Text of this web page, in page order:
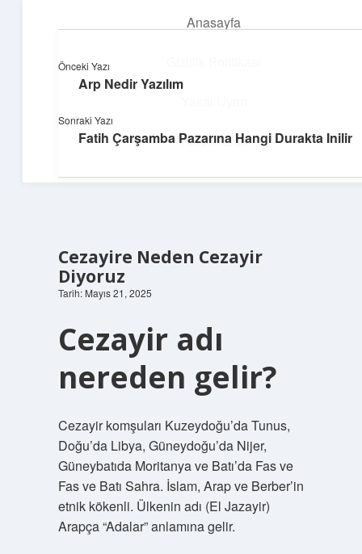
Anasayfa
Hakkımızda
Cezayire Neden Cezayir
Diyoruz
Tarih: Mayıs 21, 2025
Cezayir adı
nereden gelir?
Cezayir komşuları Kuzeydoğu’da Tunus,
Doğu’da Libya, Güneydoğu’da Nijer,
Güneybatıda Moritanya ve Batı’da Fas ve
Fas ve Batı Sahra. İslam, Arap ve Berber’in
etnik kökenli. Ülkenin adı (El Jazayir)
Arapça “Adalar” anlamına gelir.
Önceki Yazı
Arp Nedir Yazılım
Sonraki Yazı
Fatih Çarşamba Pazarına Hangi Durakta Inilir